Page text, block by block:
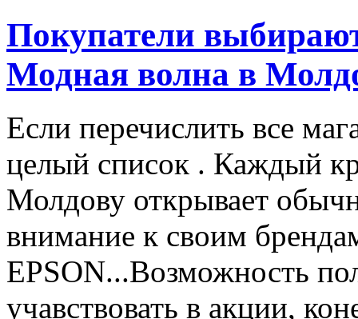
Покупатели
Модная волна в
Если перечислить все
целый список . Каждый
Молдову открывает
внимание к своим
EPSON...Возможность
учавствовать в акции,